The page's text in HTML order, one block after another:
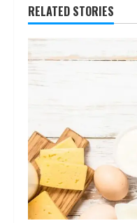
RELATED STORIES